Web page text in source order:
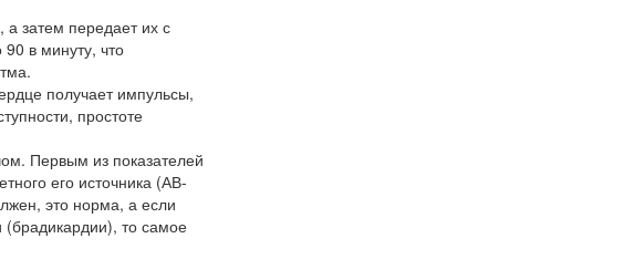
затем передает их с
в минуту, что
получает импульсы,
простоте
Первым из показателей
его источника (АВ-
это норма, а если
то самое